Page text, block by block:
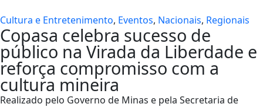
Cultura e Entretenimento, Eventos, Nacionais, Regionais
Copasa celebra sucesso de
público na Virada da Liberdade e
reforça compromisso com a
cultura mineira
Realizado pelo Governo de Minas e pela Secretaria de